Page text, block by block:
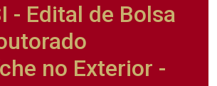
- Edital de Bolsa
no Exterior -